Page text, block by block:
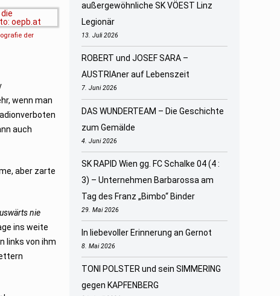
der
wenn man
auch
aber zarte
nie
ins weite
links von ihm
außergewöhnliche SK VÖEST Linz
Legionär
13. Juli 2026
ROBERT und JOSEF SARA –
AUSTRIAner auf Lebenszeit
7. Juni 2026
DAS WUNDERTEAM – Die Geschichte
zum Gemälde
4. Juni 2026
SK RAPID Wien gg. FC Schalke 04 (4 :
3) – Unternehmen Barbarossa am
Tag des Franz „Bimbo“ Binder
29. Mai 2026
In liebevoller Erinnerung an Gernot
8. Mai 2026
TONI POLSTER und sein SIMMERING
gegen KAPFENBERG